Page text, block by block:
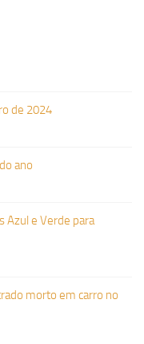
de 2024
ano
Azul e Verde para
morto em carro no